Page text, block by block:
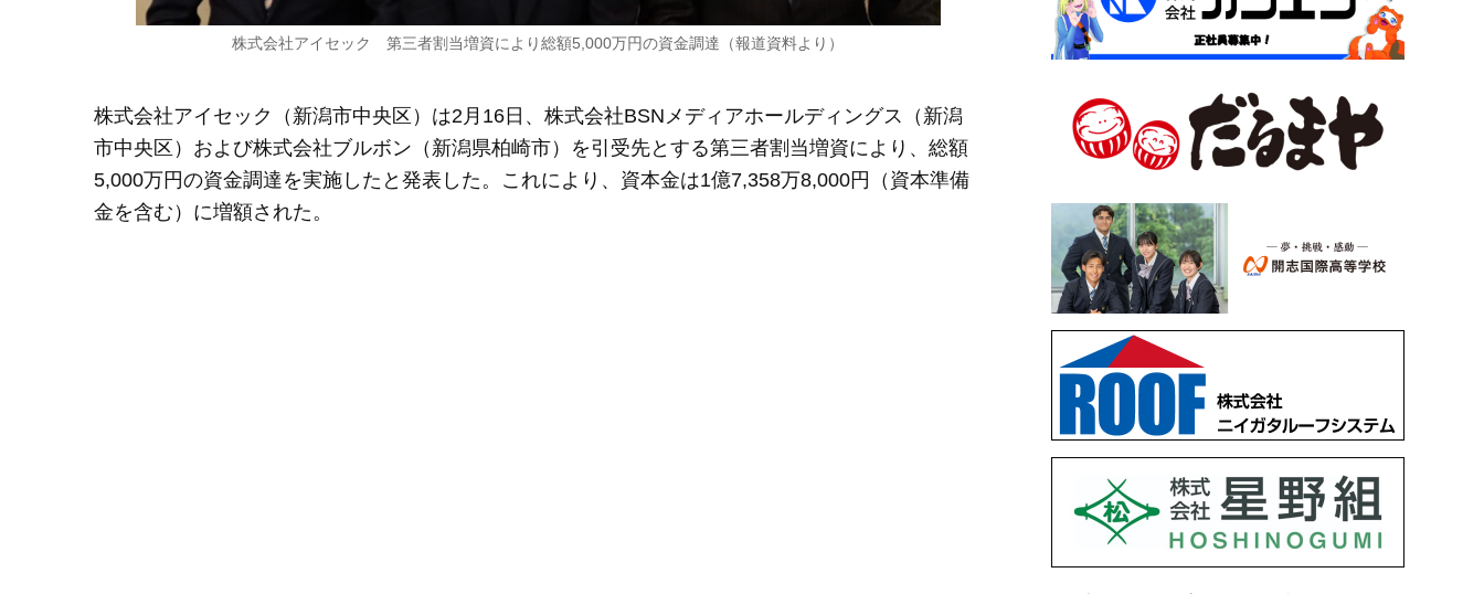
株式会社アイセック 第三者割当増資により総額5,000万円の資金調達（報道資料より）
株式会社アイセック（新潟市中央区）は2月16日、株式会社BSNメディアホールディングス（新潟
市中央区）および株式会社ブルボン（新潟県柏崎市）を引受先とする第三者割当増資により、総額
5,000万円の資金調達を実施したと発表した。これにより、資本金は1億7,358万8,000円（資本準備
金を含む）に増額された。